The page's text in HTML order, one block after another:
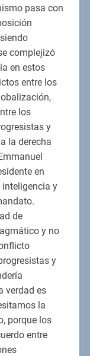
pasa con
complejizó
en estos
entre los
los
y
la derecha
en
y
de
y no
y
verdad es
la
porque los
entre